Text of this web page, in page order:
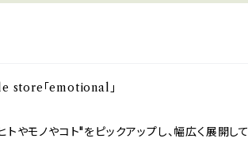
store「emotional」
やモノやコト"をピックアップし、幅広く展開し